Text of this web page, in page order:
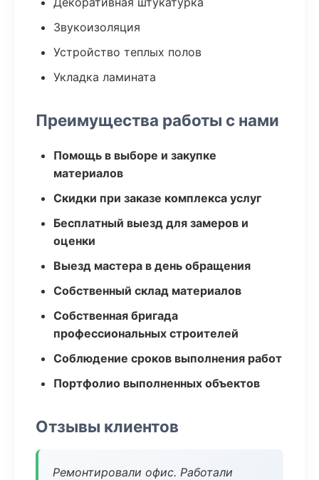
Звукоизоляция
Устройство теплых полов
Укладка ламината
Преимущества работы с нами
Помощь в выборе и закупке
материалов
Скидки при заказе комплекса услуг
Бесплатный выезд для замеров и
оценки
Выезд мастера в день обращения
Собственный склад материалов
Собственная бригада
профессиональных строителей
Соблюдение сроков выполнения работ
Портфолио выполненных объектов
Отзывы клиентов
Ремонтировали офис. Работали